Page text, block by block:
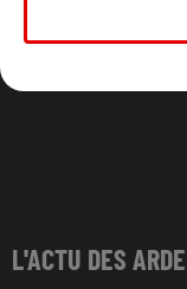
L'ACTU DES